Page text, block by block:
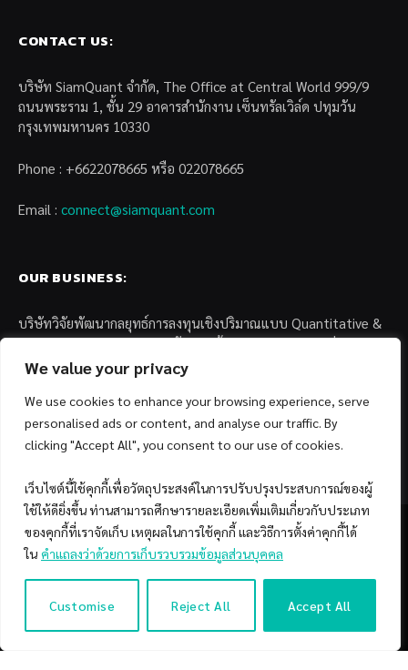
We value your privacy
We use cookies to enhance your browsing experience, serve
personalised ads or content, and analyse our traffic. By
clicking "Accept All", you consent to our use of cookies.
เว็บไซต์นี้ใช้คุกกี้เพื่อวัตถุประสงค์ในการปรับปรุงประสบการณ์ของผู้
ใช้ให้ดียิ่งขึ้น ท่านสามารถศึกษารายละเอียดเพิ่มเติมเกี่ยวกับประเภท
ของคุกกี้ที่เราจัดเก็บ เหตุผลในการใช้คุกกี้ และวิธีการตั้งค่าคุกกี้ได้
ใน คำแถลงว่าด้วยการเก็บรวบรวมข้อมูลส่วนบุคคล
Customise Reject All Accept All
CONTACT US:
บริษัท SiamQuant จำกัด, The Office at Central World 999/9
ถนนพระราม 1, ชั้น 29 อาคารสำนักงาน เซ็นทรัลเวิล์ด ปทุมวัน
กรุงเทพมหานคร 10330
Phone : +6622078665 หรือ 022078665
Email : connect@siamquant.com
OUR BUSINESS:
บริษัทวิจัยพัฒนากลยุทธ์การลงทุนเชิงปริมาณแบบ Quantitative &
Systematic Investing และตัวแทนด้านการตลาดกองทุนส่วนบุคคล
แก่สถาบันการเงินพันธมิตรชั้นนำในประเทศไทย อาทิเช่น
– บล. กรุงไทย เอ็กซ์สปริง จำกัด
– บล. ฟิลลิป (ประเทศไทย) จำกัด (มหาชน)
– บล. บียอนด์ จำกัด (มหาชน)
FacebookYouTube
© 2026 Copyright by SiamQuant.